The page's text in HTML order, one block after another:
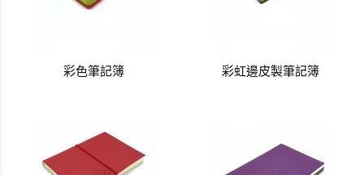
彩色筆記簿 彩虹邊皮製筆記簿